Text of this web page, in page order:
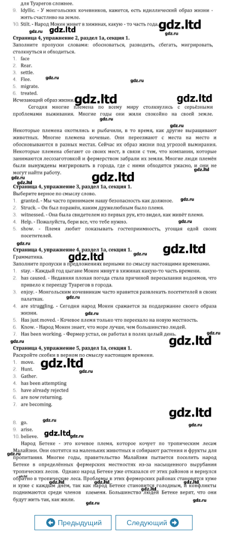
Предыдущий Следующий